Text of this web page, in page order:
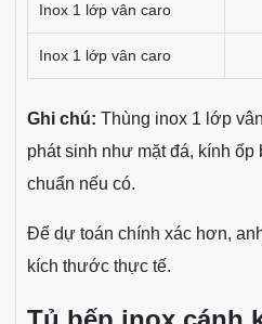
Inox 1 lớp vân caro
Inox 1 lớp vân caro
Ghi chú: Thùng inox 1 lớp
phát sinh như mặt đá, kính
chuẩn nếu có.
Để dự toán chính xác hơn,
kích thước thực tế.